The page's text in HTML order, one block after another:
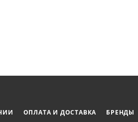
ОПЛАТА И ДОСТАВКА
БРЕНДЫ